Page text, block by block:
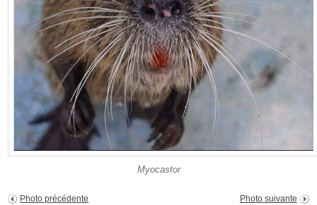
Myocastor
Photo précédente Photo suivante